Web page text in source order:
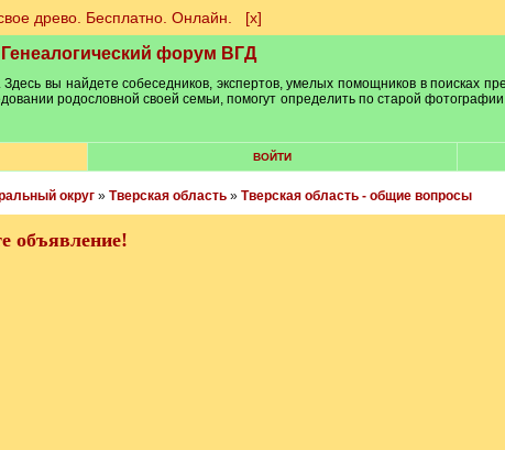
древо. Бесплатно. Онлайн. [х]
Генеалогический форум ВГД
вы найдете собеседников, экспертов, умелых помощников в поисках
родословной своей семьи, помогут определить по старой
ВОЙТИ
округ» Тверская область» Тверская область - общие вопросы
объявление!